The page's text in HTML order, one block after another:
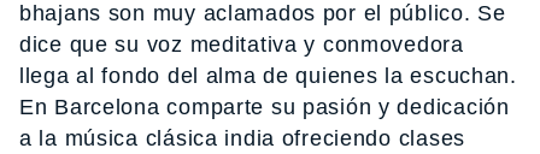
bhajans son muy aclamados por el público. Se
dice que su voz meditativa y conmovedora
llega al fondo del alma de quienes la escuchan.
En Barcelona comparte su pasión y dedicación
a la música clásica india ofreciendo clases